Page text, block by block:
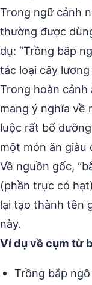
Trong ngữ cảnh
thường được
dụ: “Trồng bắp
tác loại cây
Trong hoàn cảnh
mang ý nghĩa về
luộc rất bổ
một món ăn giàu
Về nguồn gốc,
(phần trục có
lại tạo thành tên
này.
Ví dụ về cụm từ
Trồng bắp